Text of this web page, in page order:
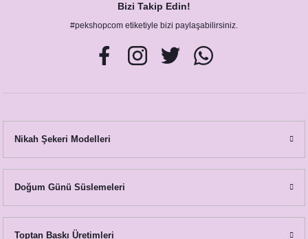
Bizi Takip Edin!
#pekshopcom etiketiyle bizi paylaşabilirsiniz.
Nikah Şekeri Modelleri
Doğum Günü Süslemeleri
Toptan Baskı Üretimleri